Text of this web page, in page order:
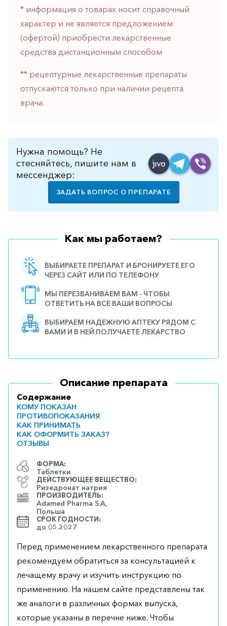
железа
* информация о товарах носит справочный
характер и не является предложением
(офертой) приобрести лекарственные
средства дистанционным способом
** рецептурные лекарственные препараты
отпускаются только при наличии рецепта
врача.
Нужна помощь? Не
стесняйтесь, пишите нам в
мессенджер:
ЗАДАТЬ ВОПРОС О ПРЕПАРАТЕ
Как мы работаем?
ВЫБИРАЕТЕ ПРЕПАРАТ И БРОНИРУЕТЕ ЕГО
ЧЕРЕЗ САЙТ ИЛИ ПО ТЕЛЕФОНУ
МЫ ПЕРЕЗВАНИВАЕМ ВАМ - ЧТОБЫ
ОТВЕТИТЬ НА ВСЕ ВАШИ ВОПРОСЫ
ВЫБИРАЕМ НАДЕЖНУЮ АПТЕКУ РЯДОМ С
ВАМИ И В НЕЙ ПОЛУЧАЕТЕ ЛЕКАРСТВО
Описание препарата
Содержание
КОМУ ПОКАЗАН
ПРОТИВОПОКАЗАНИЯ
КАК ПРИНИМАТЬ
КАК ОФОРМИТЬ ЗАКАЗ?
ОТЗЫВЫ
ФОРМА:
Таблетки
ДЕЙСТВУЮЩЕЕ ВЕЩЕСТВО:
Ризедронат натрия
ПРОИЗВОДИТЕЛЬ:
Adamed Pharma S.A,
Польша
СРОК ГОДНОСТИ:
до 05.2027
Перед применением лекарственного препарата
рекомендуем обратиться за консультацией к
лечащему врачу и изучить инструкцию по
применению. На нашем сайте представлены так
же аналоги в различных формах выпуска,
которые указаны в перечне ниже. Чтобы